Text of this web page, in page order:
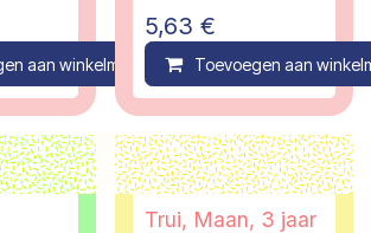
aan winkelmandje Compare
Ginger, 2 jaar
5,63 €
Toevoegen aan
Trui, Maan, 3 jaar